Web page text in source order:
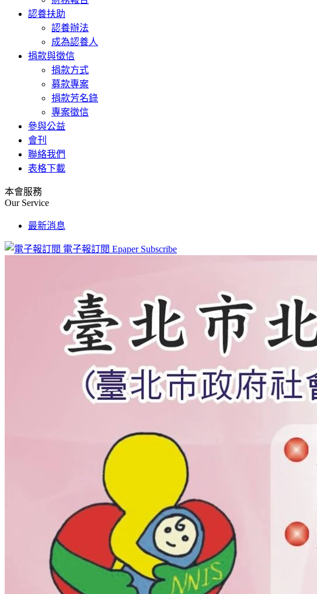
認養扶助
認養辦法
成為認養人
捐款與徵信
捐款方式
募款專案
捐款芳名錄
專案徵信
參與公益
會刊
聯絡我們
表格下載
本會服務
Our Service
最新消息
電子報訂閱 Epaper Subscribe